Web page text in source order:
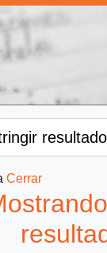
Cerrar